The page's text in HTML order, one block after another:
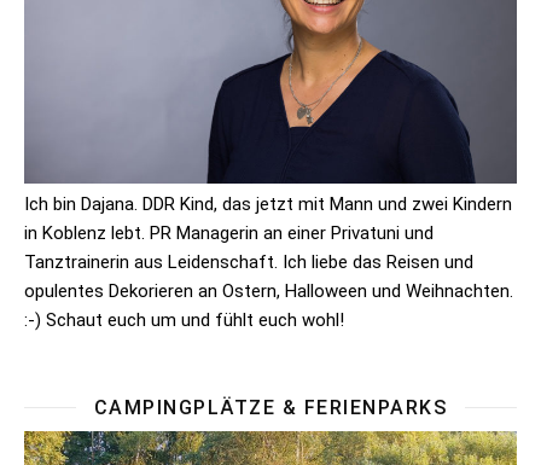
Ich bin Dajana. DDR Kind, das jetzt mit Mann und zwei Kindern
in Koblenz lebt. PR Managerin an einer Privatuni und
Tanztrainerin aus Leidenschaft. Ich liebe das Reisen und
opulentes Dekorieren an Ostern, Halloween und Weihnachten.
:-) Schaut euch um und fühlt euch wohl!
CAMPINGPLÄTZE & FERIENPARKS